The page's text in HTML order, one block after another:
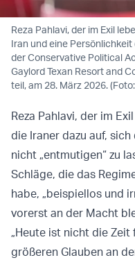
Reza Pahlavi, der im Exil
Iran und eine
der Conservative Political
Gaylord Texan Resort and
teil, am 28. März 2026.
Reza Pahlavi, der im
die Iraner dazu auf, sich
nicht „entmutigen“ zu
Schläge, die das
habe, „beispiellos und
vorerst an der Macht
„Heute ist nicht die
größeren Glauben an